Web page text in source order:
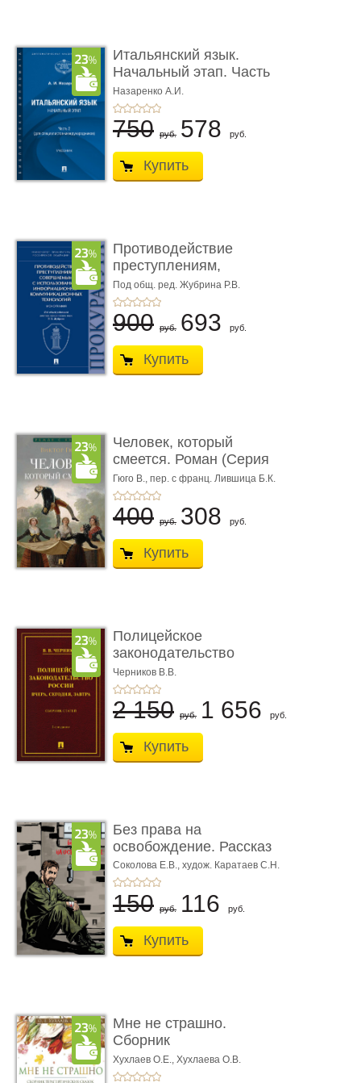
Итальянский язык.
Начальный этап. Часть
2. Учеб� ...
Назаренко А.И.
750 руб. 578 руб.
Купить
Противодействие
преступлениям,
совершаемым с ...
Под общ. ред. Жубрина Р.В.
900 руб. 693 руб.
Купить
Человек, который
смеется. Роман (Серия
«Роман с ...
Гюго В., пер. с франц. Лившица Б.К.
400 руб. 308 руб.
Купить
Полицейское
законодательство
России: вчера, с� ...
Черников В.В.
2 150 руб. 1 656 руб.
Купить
Без права на
освобождение. Рассказ
Соколова Е.В., худож. Каратаев С.Н.
150 руб. 116 руб.
Купить
Мне не страшно.
Сборник
терапевтических
сказо� ...
Хухлаев О.Е., Хухлаева О.В.